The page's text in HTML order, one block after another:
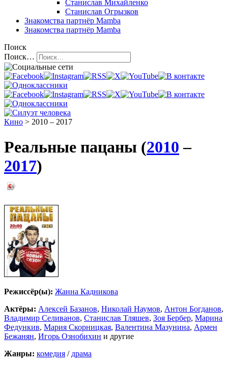
Станислав Михайленко
Станислав Огрызков
Знакомства партнёр Mamba
Знакомства партнёр Mamba
Поиск
Поиск…
Кино > 2010 – 2017
Реальные пацаны (2010 –
2017)
Режиссёр(ы): Жанна Кадникова
Актёры: Алексей Базанов, Николай Наумов, Антон Богданов,
Владимир Селиванов, Станислав Тляшев, Зоя Бербер, Марина
Федункив, Мария Скорницкая, Валентина Мазунина, Армен
Бежанян, Игорь Ознобихин и другие
Жанры: комедия / драма